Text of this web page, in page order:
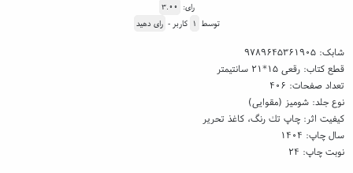
رای: ۳.۰۰
توسط ۱ کاربر - رای دهید
شابک:۹۷۸۹۶۴۵۳۶۱۹۰۵
قطع کتاب: رقعی ۱۵*۲۱ سانتیمتر
تعداد صفحات: ۴۰۶
نوع جلد: شومیز (مقوایی)
کیفیت اثر: چاپ تك رنگ، کاغذ تحریر
سال چاپ: ۱۴۰۴
نوبت چاپ: ۲۴